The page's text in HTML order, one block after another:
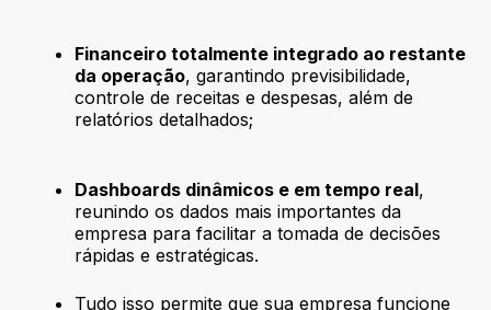
Financeiro totalmente integrado ao restante
da operação, garantindo previsibilidade,
controle de receitas e despesas, além de
relatórios detalhados;
Dashboards dinâmicos e em tempo real,
reunindo os dados mais importantes da
empresa para facilitar a tomada de decisões
rápidas e estratégicas.
Tudo isso permite que sua empresa funcione